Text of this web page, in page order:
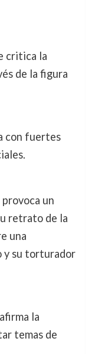
critica la
de la figura
con fuertes
provoca un
retrato de la
una
y su torturador
la
temas de